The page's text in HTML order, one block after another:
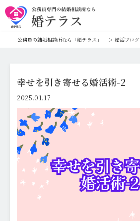
公務員の結婚相談所なら「婚テラス」 ＞ 婚活ブログ
幸せを引き寄せる婚活術-2
2025.01.17